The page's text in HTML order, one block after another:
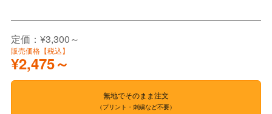
定価：¥3,300～
販売価格【税込】
¥2,475～
無地でそのまま注文
（プリント・刺繍など不要）